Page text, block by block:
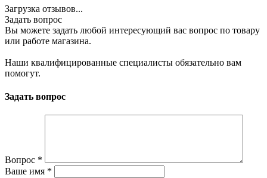
Загрузка отзывов...
Задать вопрос
Вы можете задать любой интересующий вас вопрос по товару
или работе магазина.
Наши квалифицированные специалисты обязательно вам
помогут.
Задать вопрос
Вопрос *
Ваше имя *